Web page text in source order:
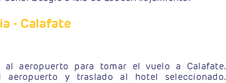
- Calafate
al aeropuerto para tomar el vuelo a Calafate.
aeropuerto y traslado al hotel seleccionado.